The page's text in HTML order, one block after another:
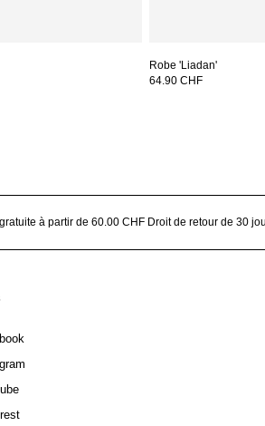
Robe 'Liadan'
64.90 CHF
à partir de 60.00 CHF Droit de retour de 30